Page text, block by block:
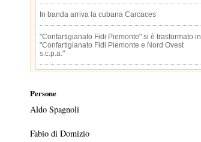
In banda arriva la cubana Carcaces
"Confartigianato Fidi Piemonte" si è trasformato in
"Confartigianato Fidi Piemonte e Nord Ovest
s.c.p.a."
Persone
Aldo Spagnoli
Fabio di Domizio